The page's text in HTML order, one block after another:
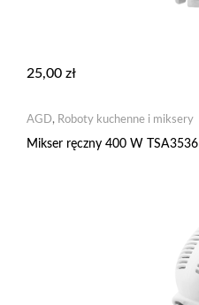
25,00 zł
AGD, Roboty kuchenne i miksery
Mikser ręczny 400 W TSA3536